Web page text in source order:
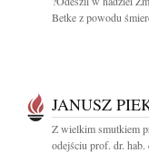
Betke z powodu
JANUSZ
Z wielkim smutkiem
odejściu prof. dr. hab.